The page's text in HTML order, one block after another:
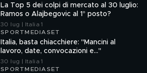
La Top 5 dei colpi di mercato al 30 luglio:
Ramos o Alajbegovic al 1° posto?
30 lug | Italia 1
SPORTMEDIASET
Italia, basta chiacchiere: "Mancini al
lavoro, date, convocazioni e…"
30 lug | Italia 1
SPORTMEDIASET